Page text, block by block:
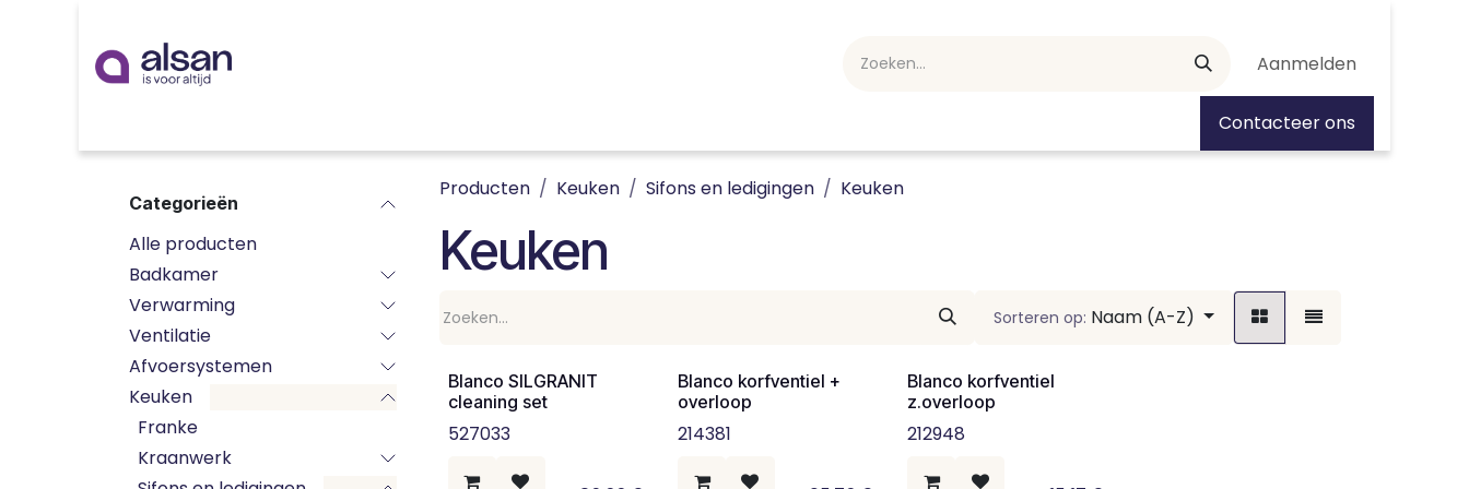
Aanmelden
Contacteer ons
Categorieën
Alle producten
Badkamer
Verwarming
Ventilatie
Afvoersystemen
Keuken
Franke
Kraanwerk
Producten Keuken Sifons en ledigingen Keuken
Keuken
Sorteren op: Naam (A-Z)
Blanco SILGRANIT
cleaning set
527033
Blanco korfventiel +
overloop
214381
Blanco korfventiel
z.overloop
212948